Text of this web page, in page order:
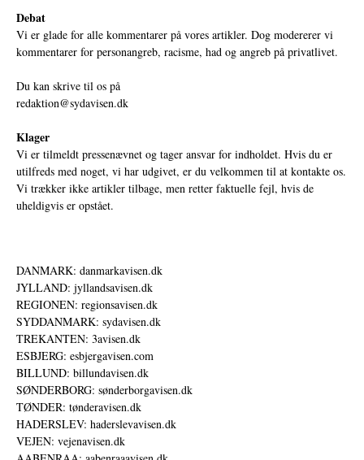
Debat
Vi er glade for alle kommentarer på vores artikler. Dog modererer vi
kommentarer for personangreb, racisme, had og angreb på privatlivet.
Du kan skrive til os på
redaktion@sydavisen.dk
Klager
Vi er tilmeldt pressenævnet og tager ansvar for indholdet. Hvis du er
utilfreds med noget, vi har udgivet, er du velkommen til at kontakte os.
Vi trækker ikke artikler tilbage, men retter faktuelle fejl, hvis de
uheldigvis er opstået.
DANMARK: danmarkavisen.dk
JYLLAND: jyllandsavisen.dk
REGIONEN: regionsavisen.dk
SYDDANMARK: sydavisen.dk
TREKANTEN: 3avisen.dk
ESBJERG: esbjergavisen.com
BILLUND: billundavisen.dk
SØNDERBORG: sønderborgavisen.dk
TØNDER: tønderavisen.dk
HADERSLEV: haderslevavisen.dk
VEJEN: vejenavisen.dk